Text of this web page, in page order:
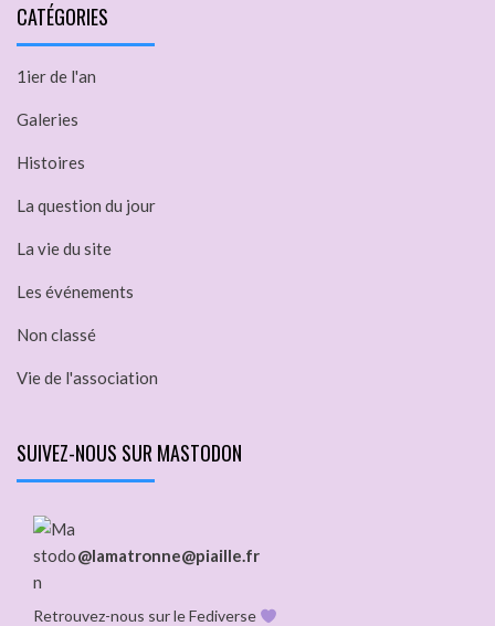
CATÉGORIES
1ier de l'an
Galeries
Histoires
La question du jour
La vie du site
Les événements
Non classé
Vie de l'association
SUIVEZ-NOUS SUR MASTODON
@lamatronne@piaille.fr
Retrouvez-nous sur le Fediverse